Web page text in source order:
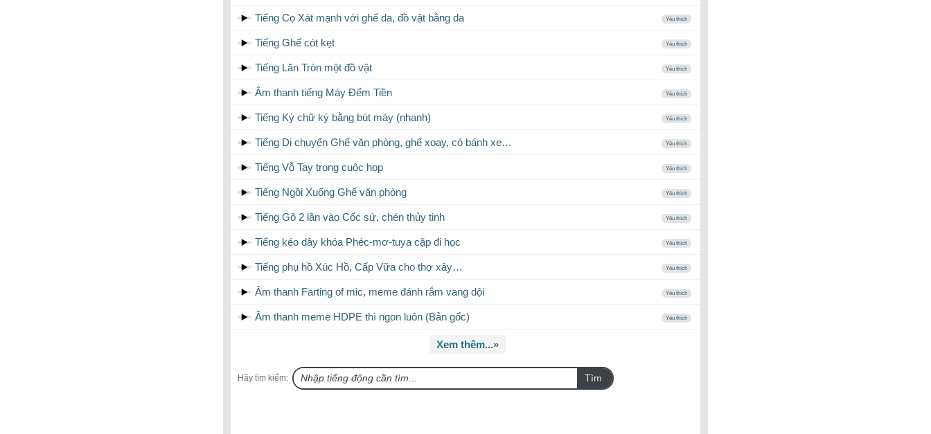
Tiếng Cọ Xát mạnh với ghế da, đồ vật bằng da Yêu thích
Tiếng Ghế cót kẹt Yêu thích
Tiếng Lăn Tròn một đồ vật Yêu thích
Âm thanh tiếng Máy Đếm Tiền Yêu thích
Tiếng Ký chữ ký bằng bút máy (nhanh) Yêu thích
Tiếng Di chuyển Ghế văn phòng, ghế xoay, có bánh xe… Yêu thích
Tiếng Vỗ Tay trong cuộc họp Yêu thích
Tiếng Ngồi Xuống Ghế văn phòng Yêu thích
Tiếng Gõ 2 lần vào Cốc sứ, chén thủy tinh Yêu thích
Tiếng kéo dây khóa Phéc-mơ-tuya cặp đi học Yêu thích
Tiếng phụ hồ Xúc Hồ, Cấp Vữa cho thợ xây… Yêu thích
Âm thanh Farting of mic, meme đánh rắm vang dội Yêu thích
Âm thanh meme HDPE thì ngon luôn (Bản gốc) Yêu thích
Xem thêm...»
Hãy tìm kiếm: Tìm